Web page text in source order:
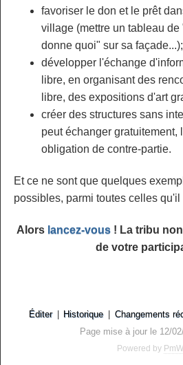
favoriser le don et le prêt
village (mettre un tableau
donne quoi" sur sa façade...);
développer l'échange
libre, en organisant des
libre, des expositions d'art
créer des structures sans
peut échanger gratuitement,
obligation de contre-partie.
Et ce ne sont que quelques
possibles, parmi toutes celles qu'il
Alors lancez-vous! La tribu
de votre
Éditer Historique Changements
Page mise à jour le 12/
Powered by